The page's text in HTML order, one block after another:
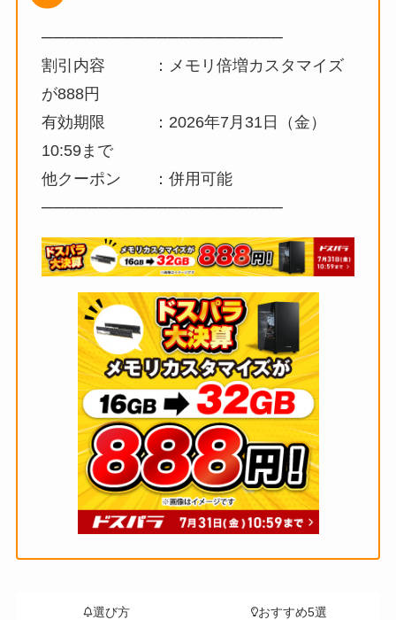
─────────────────────
割引内容 ：メモリ倍増カスタマイズ
が888円
有効期限 ：2026年7月31日（金）
10:59まで
他クーポン ：併用可能
─────────────────────
選び方 おすすめ5選